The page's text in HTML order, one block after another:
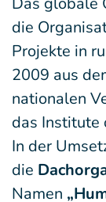
die
Projekte in
2009 aus
nationalen
das Institute
In der
die
Namen